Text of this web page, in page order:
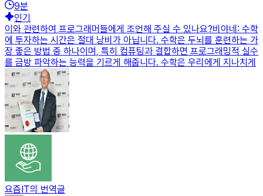
9분
인기
이와 관련하여 프로그래머들에게 조언해 주실 수 있나요?비야네: 수학
에 투자하는 시간은 절대 낭비가 아닙니다. 수학은 두뇌를 훈련하는 가
장 좋은 방법 중 하나이며, 특히 컴퓨팅과 결합하면 프로그래밍적 실수
를 금방 파악하는 능력을 기르게 해줍니다. 수학은 우리에게 지나치게
요즘IT의 번역글